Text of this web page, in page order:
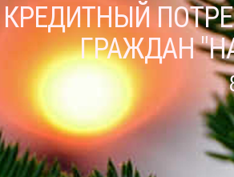
КРЕДИТНЫЙ
ГРАЖДАН